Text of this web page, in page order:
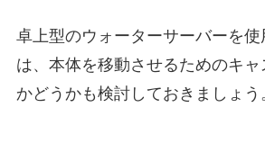
卓上型のウォーターサーバーを使
は、本体を移動させるためのキ
かどうかも検討しておきましょう